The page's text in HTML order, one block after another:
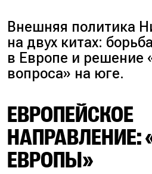
Внешняя политика
на двух китах:
в Европе и решение
вопроса» на юге.
ЕВРОПЕЙСКОЕ
ЕВРОПЫ»